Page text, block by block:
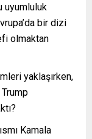
uyumluluk
bir dizi
olmaktan
yaklaşırken,
Kamala